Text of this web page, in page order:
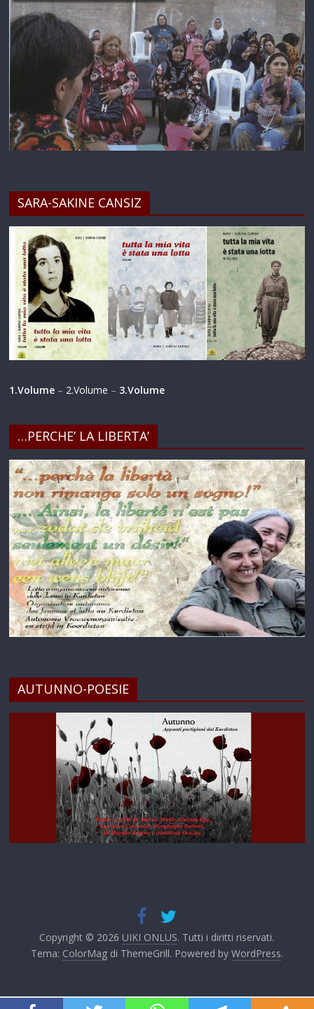
SARA-SAKINE CANSIZ
1.Volume – 2.Volume – 3.Volume
…PERCHE’ LA LIBERTA’
AUTUNNO-POESIE
Copyright © 2026 UIKI ONLUS. Tutti i diritti riservati.
Tema: ColorMagdi ThemeGrill. Powered by WordPress.